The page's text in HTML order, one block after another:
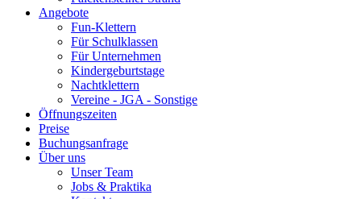
Angebote
Fun-Klettern
Für Schulklassen
Für Unternehmen
Kindergeburtstage
Nachtklettern
Vereine - JGA - Sonstige
Öffnungszeiten
Preise
Buchungsanfrage
Über uns
Unser Team
Jobs & Praktika